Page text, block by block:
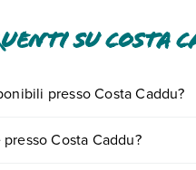
su Costa
presso Costa Caddu?
appuntamento.
Costa Caddu?